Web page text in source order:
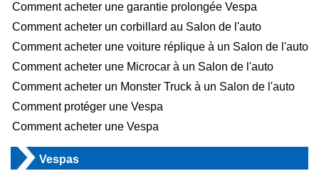
Comment acheter une garantie prolongée Vespa
Comment acheter un corbillard au Salon de l'auto
Comment acheter une voiture réplique à un Salon de l'auto
Comment acheter une Microcar à un Salon de l'auto
Comment acheter un Monster Truck à un Salon de l'auto
Comment protéger une Vespa
Comment acheter une Vespa
Vespas